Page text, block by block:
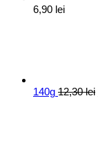
6,90 lei
140g 12,30lei